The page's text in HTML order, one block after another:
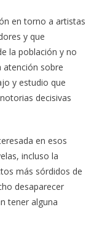
en torno a artistas
y que
la población y no
atención sobre
y estudio que
decisivas
en esos
incluso la
más sórdidos de
desaparecer
tener alguna